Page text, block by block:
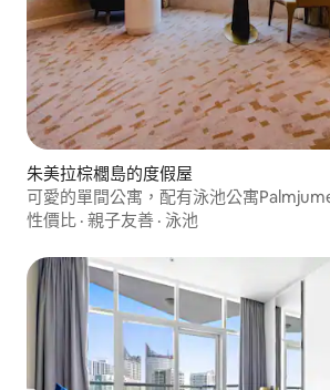
朱美拉棕櫚島的度假屋
可愛的單間公寓，配有泳池公寓
性價比 · 親子友善 · 泳池